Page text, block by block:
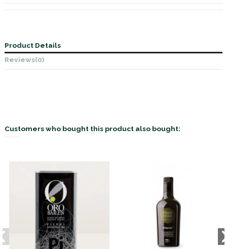
Product Details
Reviews(0)
Customers who bought this product also bought: